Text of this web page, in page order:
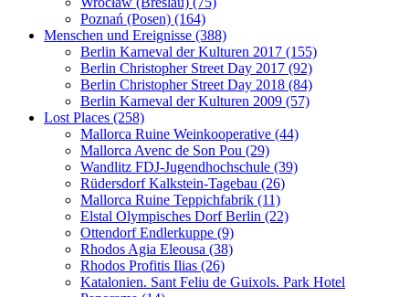
Poznań (Posen) (164)
Menschen und Ereignisse (388)
Berlin Karneval der Kulturen 2017 (155)
Berlin Christopher Street Day 2017 (92)
Berlin Christopher Street Day 2018 (84)
Berlin Karneval der Kulturen 2009 (57)
Lost Places (258)
Mallorca Ruine Weinkooperative (44)
Mallorca Avenc de Son Pou (29)
Wandlitz FDJ-Jugendhochschule (39)
Rüdersdorf Kalkstein-Tagebau (26)
Mallorca Ruine Teppichfabrik (11)
Elstal Olympisches Dorf Berlin (22)
Ottendorf Endlerkuppe (9)
Rhodos Agia Eleousa (38)
Rhodos Profitis Ilias (26)
Katalonien. Sant Feliu de Guixols. Park Hotel